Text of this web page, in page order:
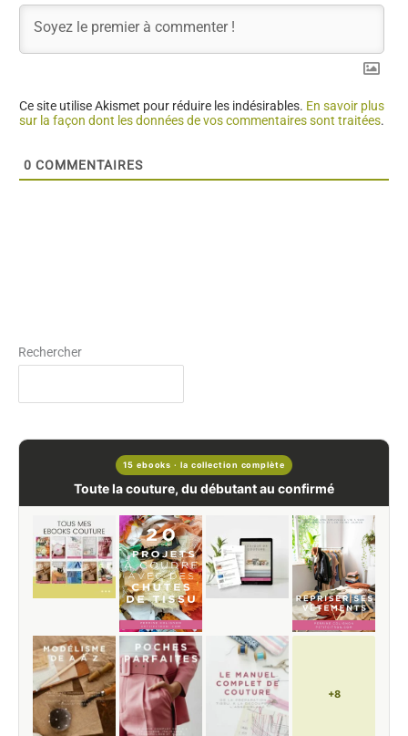
Ce site utilise Akismet pour réduire les indésirables. En savoir plus
sur la façon dont les données de vos commentaires sont traitées.
0 COMMENTAIRES
Rechercher
15 ebooks · la collection complète
Toute la couture, du débutant au confirmé
+8